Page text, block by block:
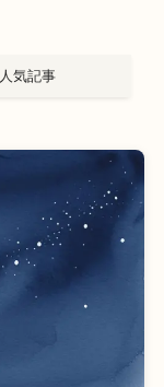
人気記事